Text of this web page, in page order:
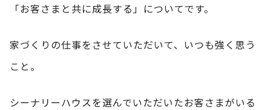
「お客さまと共に成長する」についてです。
家づくりの仕事をさせていただいて、いつも強く思う
こと。
シーナリーハウスを選んでいただいたお客さまがいる